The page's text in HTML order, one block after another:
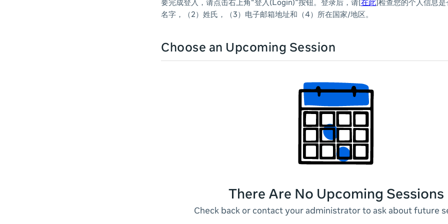
要完成登入，请点击右上角“登入(Login)”按钮。登录后，请[在此]检查您的个人信息是
名字，（2）姓氏，（3）电子邮箱地址和（4）所在国家/地区。
Choose an Upcoming Session
There Are No Upcoming Sessions
Check back or contact your administrator to ask about future